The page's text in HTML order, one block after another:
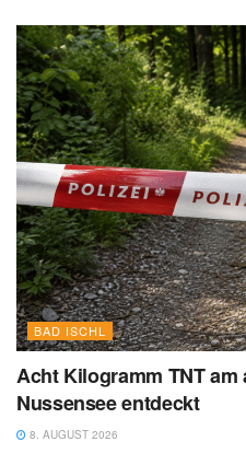
BAD ISCHL
Acht Kilogramm TNT
Nussensee entdeckt
8. AUGUST 2026